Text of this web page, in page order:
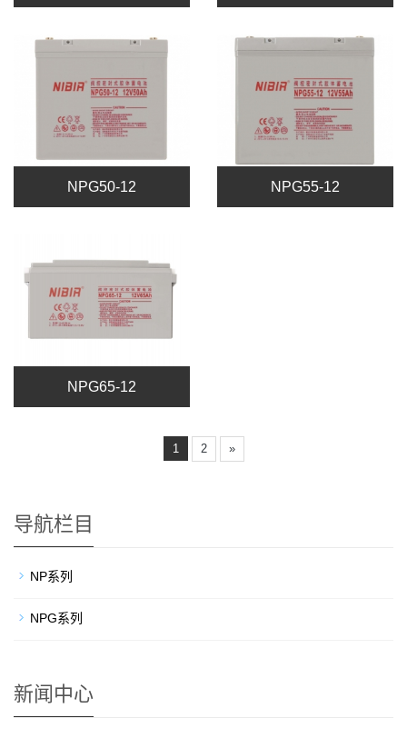
NPG50-12 NPG55-12
NPG65-12
1 2 »
导航栏目
NP系列
NPG系列
新闻中心